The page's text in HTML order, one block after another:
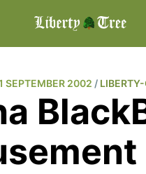
SEPTEMBER 2002 /